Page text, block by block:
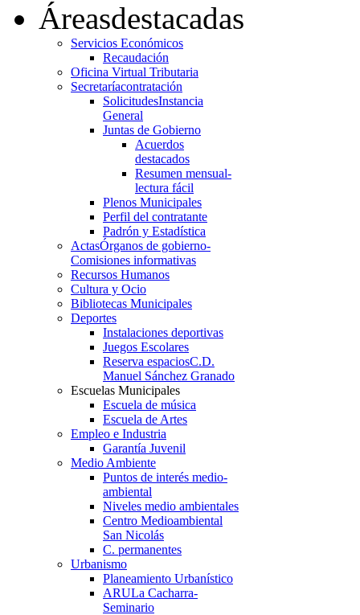
Áreasdestacadas
Servicios Económicos
Recaudación
Oficina Virtual Tributaria
Secretaríacontratación
SolicitudesInstancia
General
Juntas de Gobierno
Acuerdos
destacados
Resumen mensual-
lectura fácil
Plenos Municipales
Perfil del contratante
Padrón y Estadística
ActasÓrganos de gobierno-
Comisiones informativas
Recursos Humanos
Cultura y Ocio
Bibliotecas Municipales
Deportes
Instalaciones deportivas
Juegos Escolares
Reserva espaciosC.D.
Manuel Sánchez Granado
Escuelas Municipales
Escuela de música
Escuela de Artes
Empleo e Industria
Garantía Juvenil
Medio Ambiente
Puntos de interés medio-
ambiental
Niveles medio ambientales
Centro Medioambiental
San Nicolás
C. permanentes
Urbanismo
Planeamiento Urbanístico
ARULa Cacharra-
Seminario